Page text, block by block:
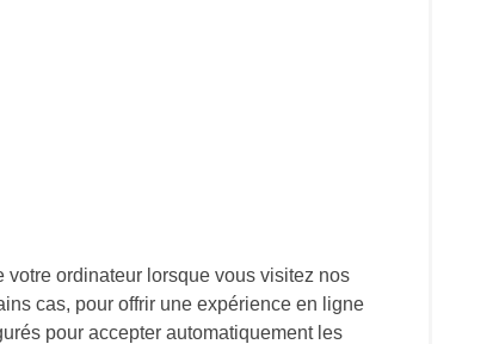
ordinateur lorsque vous visitez nos
cas, pour offrir une expérience en ligne
pour accepter automatiquement les